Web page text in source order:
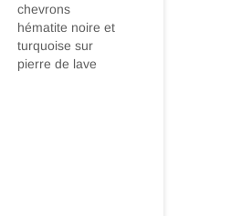
chevrons
hématite noire et
turquoise sur
pierre de lave